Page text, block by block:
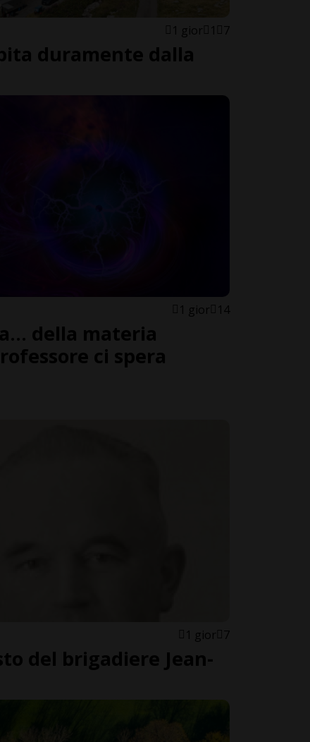
1 gior 1 7
duramente dalla
1 gior 14
della materia
ci spera
1 gior 7
del brigadiere Jean-